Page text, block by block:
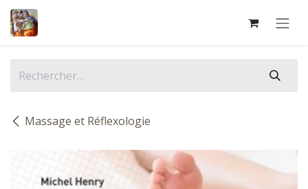
Se rendre au contenu
Massage et Réflexologie